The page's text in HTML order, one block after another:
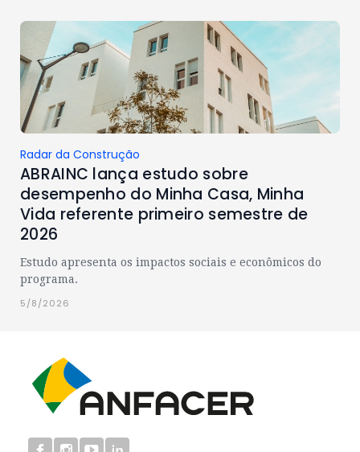
Radar da Construção
ABRAINC lança estudo sobre
desempenho do Minha Casa, Minha
Vida referente primeiro semestre de
2026
Estudo apresenta os impactos sociais e econômicos do
programa.
5/8/2026